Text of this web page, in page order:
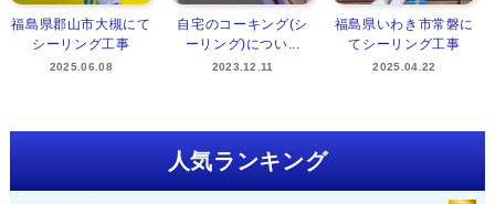
福島県郡山市大槻にて
シーリング工事
2025.06.08
自宅のコーキング(シ
ーリング)につい...
2023.12.11
福島県いわき市常磐に
てシーリング工事
2025.04.22
人気ランキング